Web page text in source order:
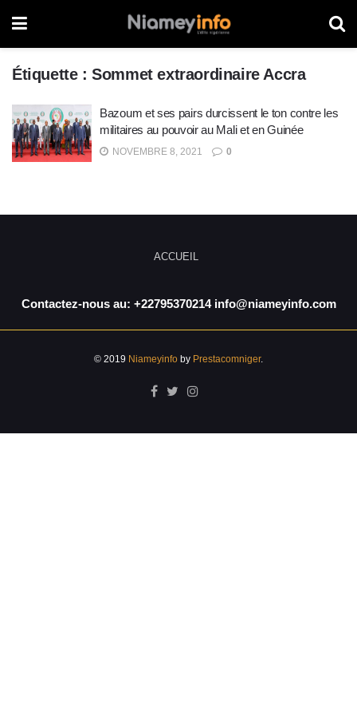
Étiquette :Sommet extraordinaire Accra
Bazoum et ses pairs durcissent le ton contre les
militaires au pouvoir au Mali et en Guinée
NOVEMBRE 8, 2021 0
ACCUEIL
Contactez-nous au: +22795370214 info@niameyinfo.com
© 2019 Niameyinfo by Prestacomniger.